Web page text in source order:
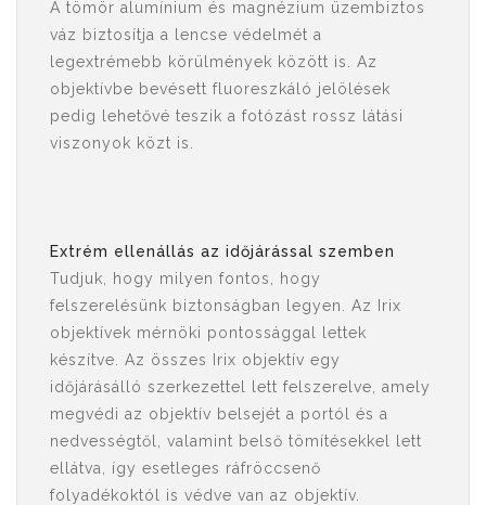
A tömör alumínium és magnézium üzembiztos
váz biztosítja a lencse védelmét a
legextrémebb körülmények között is. Az
objektívbe bevésett fluoreszkáló jelölések
pedig lehetővé teszik a fotózást rossz látási
viszonyok közt is.
Extrém ellenállás az időjárással szemben
Tudjuk, hogy milyen fontos, hogy
felszerelésünk biztonságban legyen. Az Irix
objektívek mérnöki pontossággal lettek
készítve. Az összes Irix objektív egy
időjárásálló szerkezettel lett felszerelve, amely
megvédi az objektív belsejét a portól és a
nedvességtől, valamint belső tömítésekkel lett
ellátva, így esetleges ráfröccsenő
folyadékoktól is védve van az objektív.